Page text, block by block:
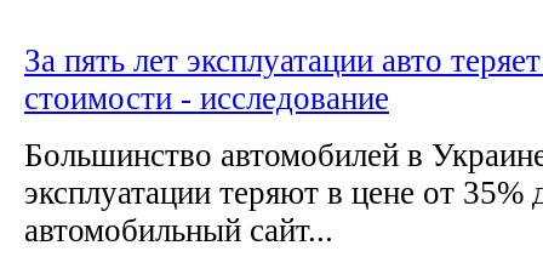
За пять лет эксплуатации авто
стоимости - исследование
Большинство автомобилей в
эксплуатации теряют в цене от 35%
автомобильный сайт...